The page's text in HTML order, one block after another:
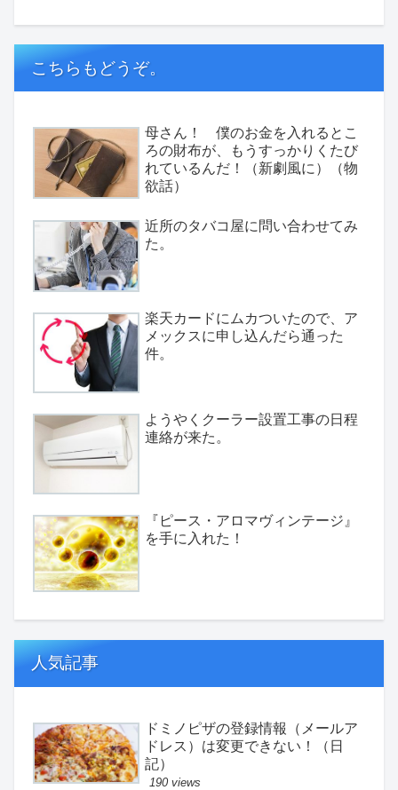
こちらもどうぞ。
母さん！ 僕のお金を入れるとこ
ろの財布が、もうすっかりくたび
れているんだ！（新劇風に）（物
欲話）
近所のタバコ屋に問い合わせてみ
た。
楽天カードにムカついたので、ア
メックスに申し込んだら通った
件。
ようやくクーラー設置工事の日程
連絡が来た。
『ピース・アロマヴィンテージ』
を手に入れた！
人気記事
ドミノピザの登録情報（メールア
ドレス）は変更できない！（日
記）
190 views